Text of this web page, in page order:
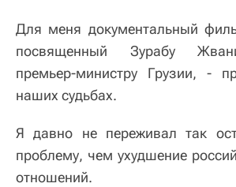
Для меня документальный
посвященный Зурабу
премьер-министру Грузии, -
наших судьбах.
Я давно не переживал так
проблему, чем ухудшение
отношений.